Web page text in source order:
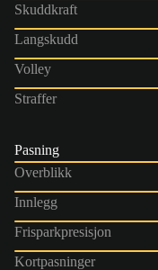
Skuddkraft
Langskudd
Volley
Straffer
Pasning
Overblikk
Innlegg
Frisparkpresisjon
Kortpasninger